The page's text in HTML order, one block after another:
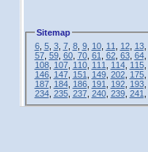
Sitemap
6, 5, 3, 7, 8, 9, 10, 11 12, 13,
57, 59, 60, 70, 61 62, 63, 64,
108, 107, 110, 111 114, 115,
146, 147, 151 149, 202, 175,
187, 184, 186, 191 192, 193,
234, 235, 237, 240, 239, 241